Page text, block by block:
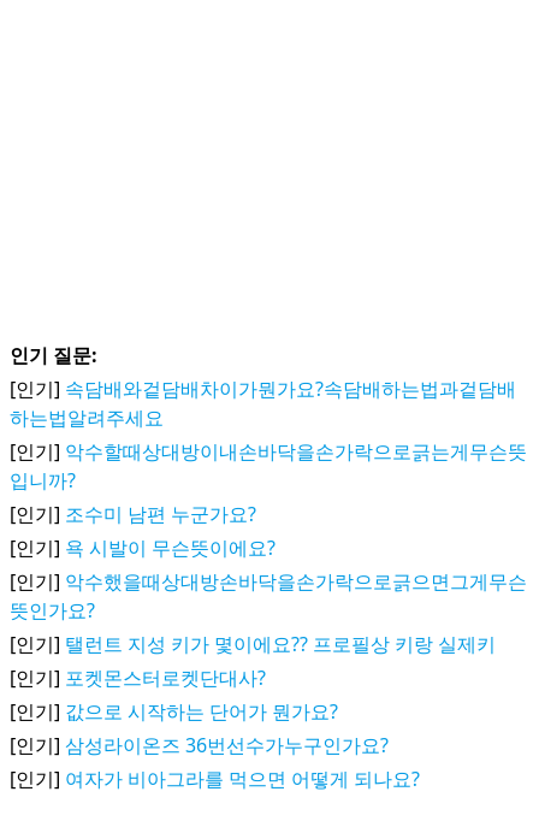
인기 질문:
[인기] 속담배와겉담배차이가뭔가요?속담배하는법과겉담배
하는법알려주세요
[인기] 악수할때상대방이내손바닥을손가락으로긁는게무슨뜻
입니까?
[인기] 조수미 남편 누군가요?
[인기] 욕 시발이 무슨뜻이에요?
[인기] 악수했을때상대방손바닥을손가락으로긁으면그게무슨
뜻인가요?
[인기] 탤런트 지성 키가 몇이에요?? 프로필상 키랑 실제키
[인기] 포켓몬스터로켓단대사?
[인기] 값으로 시작하는 단어가 뭔가요?
[인기] 삼성라이온즈 36번선수가누구인가요?
[인기] 여자가 비아그라를 먹으면 어떻게 되나요?